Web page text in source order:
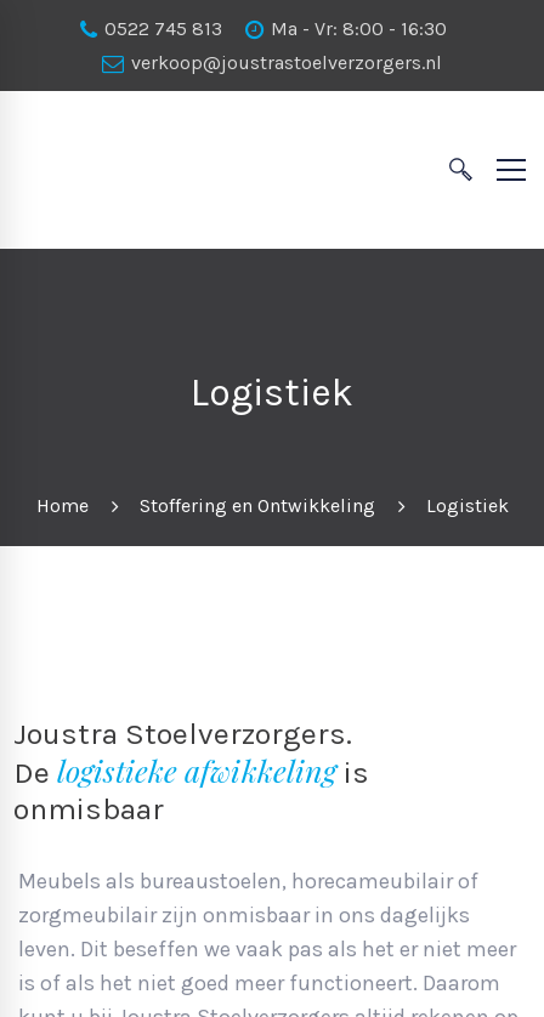
0522 745 813
Ma - Vr: 8:00 - 16:30
verkoop@joustrastoelverzorgers.nl
Logistiek
Home Stoffering en Ontwikkeling Logistiek
Joustra Stoelverzorgers.
De logistieke afwikkelingis
onmisbaar
Meubels als bureaustoelen, horecameubilair of
zorgmeubilair zijn onmisbaar in ons dagelijks
leven. Dit beseffen we vaak pas als het er niet meer
is of als het niet goed meer functioneert. Daarom